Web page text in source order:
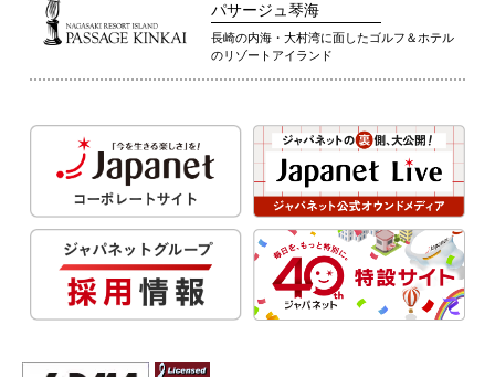
パサージュ琴海
長崎の内海・大村湾に面したゴルフ＆ホテル
のリゾートアイランド